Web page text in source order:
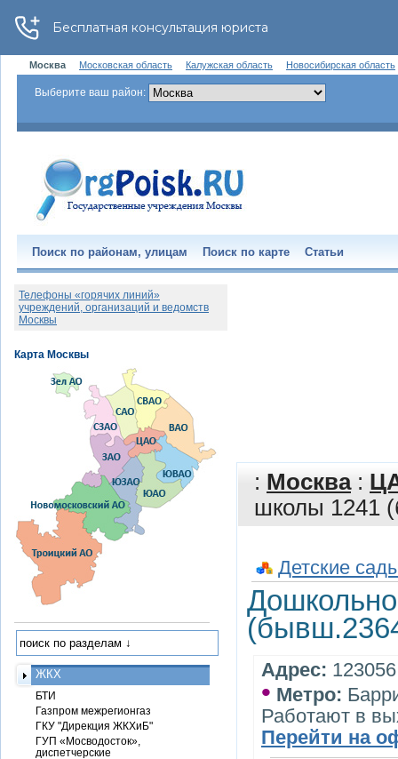
Москва Московская область Калужская область Новосибирская область
Выберите ваш район:
Поиск по районам, улицам Поиск по карте Статьи
: Москва:
школы 1241
Детские
Адрес:
• Метро:
Работают в
Перейти на
Телефоны «горячих линий»
учреждений, организаций и ведомств
Москвы
ЖКХ
БТИ
Газпром межрегионгаз
ГКУ "Дирекция ЖКХиБ"
ГУП «Мосводосток»,
диспетчерские